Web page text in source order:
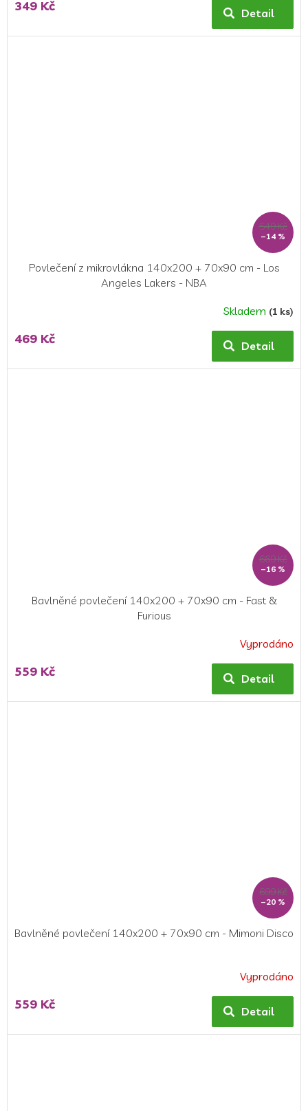
349 Kč Detail
549 Kč
–14 %
Povlečení z mikrovlákna 140x200 + 70x90 cm - Los
Angeles Lakers - NBA
Skladem (1 ks)
469 Kč Detail
669 Kč
–16 %
Bavlněné povlečení 140x200 + 70x90 cm - Fast &
Furious
Vyprodáno
559 Kč Detail
699 Kč
–20 %
Bavlněné povlečení 140x200 + 70x90 cm - Mimoni Disco
Vyprodáno
559 Kč Detail